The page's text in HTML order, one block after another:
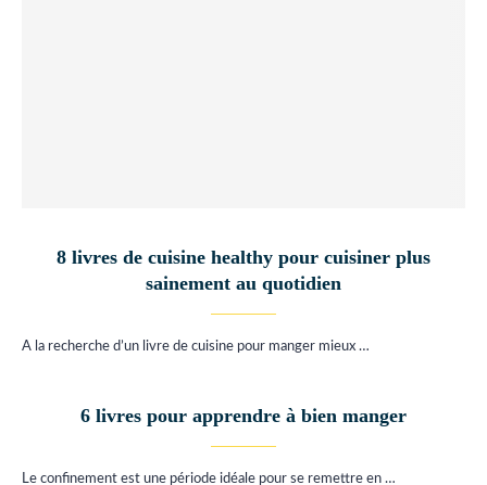
8 livres de cuisine healthy pour cuisiner plus
sainement au quotidien
A la recherche d’un livre de cuisine pour manger mieux …
6 livres pour apprendre à bien manger
Le confinement est une période idéale pour se remettre en …